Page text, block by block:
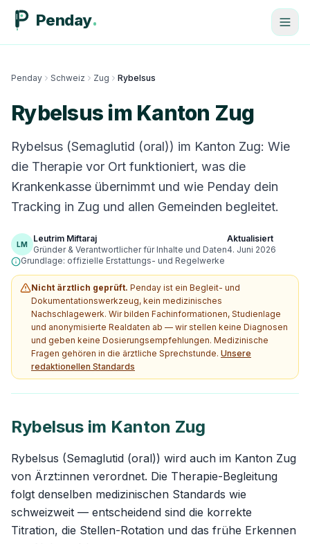
Penday
Penday Schweiz Zug Rybelsus
Rybelsus im Kanton Zug
Rybelsus (Semaglutid (oral)) im Kanton Zug: Wie
die Therapie vor Ort funktioniert, was die
Krankenkasse übernimmt und wie Penday dein
Tracking in Zug und allen Gemeinden begleitet.
LM
Leutrim Miftaraj
Gründer & Verantwortlicher für Inhalte und Daten
Aktualisiert
4. Juni 2026
Grundlage: offizielle Erstattungs- und Regelwerke
Nicht ärztlich geprüft. Penday ist ein Begleit- und
Dokumentationswerkzeug, kein medizinisches
Nachschlagewerk. Wir bilden Fachinformationen, Studienlage
und anonymisierte Realdaten ab — wir stellen keine Diagnosen
und geben keine Dosierungsempfehlungen. Medizinische
Fragen gehören in die ärztliche Sprechstunde. Unsere
redaktionellen Standards
Rybelsus im Kanton Zug
Rybelsus (Semaglutid (oral)) wird auch im Kanton Zug
von Ärzt:innen verordnet. Die Therapie-Begleitung
folgt denselben medizinischen Standards wie
schweizweit — entscheidend sind die korrekte
Titration, die Stellen-Rotation und das frühe Erkennen